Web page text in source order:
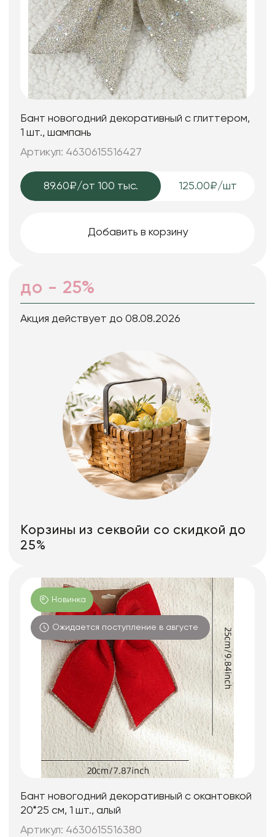
Бант новогодний декоративный с глиттером,
1 шт., шампань
Артикул: 4630615516427
89.60₽/от 100 тыс. 125.00₽/шт
Добавить в корзину
до - 25%
Акция действует до 08.08.2026
Корзины из секвойи со скидкой до
25%
Новинка
Ожидается поступление в августе
Бант новогодний декоративный с окантовкой
20*25 см, 1 шт., алый
Артикул: 4630615516380